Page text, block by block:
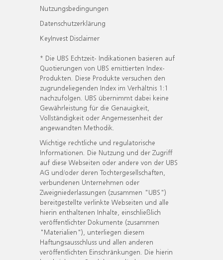
Nutzungsbedingungen
Datenschutzerklärung
KeyInvest Disclaimer
* Die UBS Echtzeit- Indikationen basieren auf
Quotierungen von UBS emittierten Index-
Produkten. Diese Produkte versuchen den
zugrundeliegenden Index im Verhältnis 1:1
nachzufolgen. UBS übernimmt dabei keine
Gewährleistung für die Genauigkeit,
Vollständigkeit oder Angemessenheit der
angewandten Methodik.
Wichtige rechtliche und regulatorische
Informationen. Die Nutzung und der Zugriff
auf diese Webseiten oder andere von der UBS
AG und/oder deren Tochtergesellschaften,
verbundenen Unternehmen oder
Zweigniederlassungen (zusammen "UBS")
bereitgestellte verlinkte Webseiten und alle
hierin enthaltenen Inhalte, einschließlich
veröffentlichter Dokumente (zusammen
"Materialien"), unterliegen diesem
Haftungsausschluss und allen anderen
veröffentlichten Einschränkungen. Die hierin